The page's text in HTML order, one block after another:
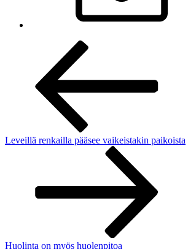
Artikkelien
Leveillä renkailla pääsee vaikeistakin paikoista
Huolinta on myös huolenpitoa